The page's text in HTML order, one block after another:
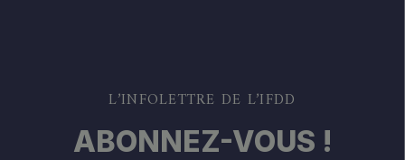
L’INFOLETTRE DE L’IFDD
ABONNEZ-VOUS !